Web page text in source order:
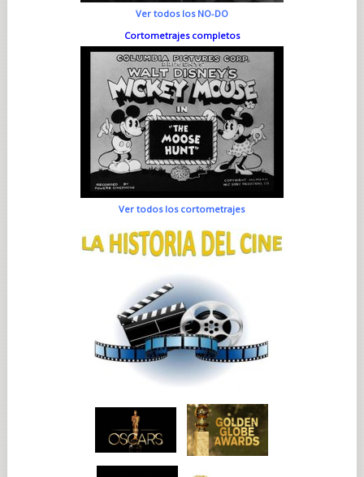
Ver todos los NO-DO
Cortometrajes completos
Ver todos los cortometrajes